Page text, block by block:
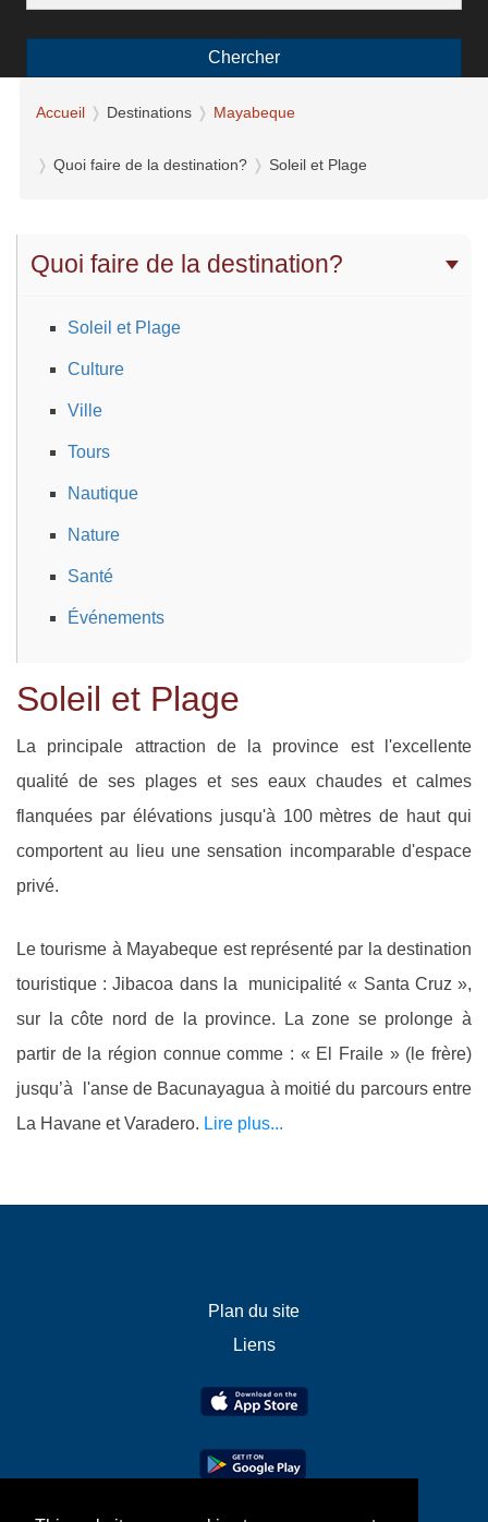
Chercher
Accueil Destinations Mayabeque
Quoi faire de la destination? Soleil et Plage
Quoi faire de la destination?
Soleil et Plage
Culture
Ville
Tours
Nautique
Nature
Santé
Événements
Soleil et Plage
La principale attraction de la province est l'excellente
qualité de ses plages et ses eaux chaudes et calmes
flanquées par élévations jusqu'à 100 mètres de haut qui
comportent au lieu une sensation incomparable d'espace
privé.
Le tourisme à Mayabeque est représenté par la destination
touristique : Jibacoa dans la municipalité « Santa Cruz »,
sur la côte nord de la province. La zone se prolonge à
partir de la région connue comme : « El Fraile » (le frère)
jusqu’à l'anse de Bacunayagua à moitié du parcours entre
La Havane et Varadero. Lire plus...
Plan du site
Liens